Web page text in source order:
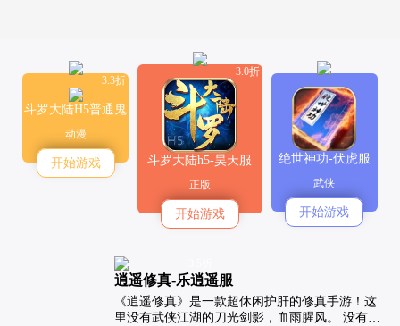
3.3折
斗罗大陆H5普通鬼
动漫
开始游戏
3.0折
斗罗大陆h5-昊天服
正版
开始游戏
绝世神功-伏虎服
武侠
开始游戏
逍遥修真-乐逍遥服
《逍遥修真》是一款超休闲护肝的修真手游！这
里没有武侠江湖的刀光剑影，血雨腥风。 没有凡